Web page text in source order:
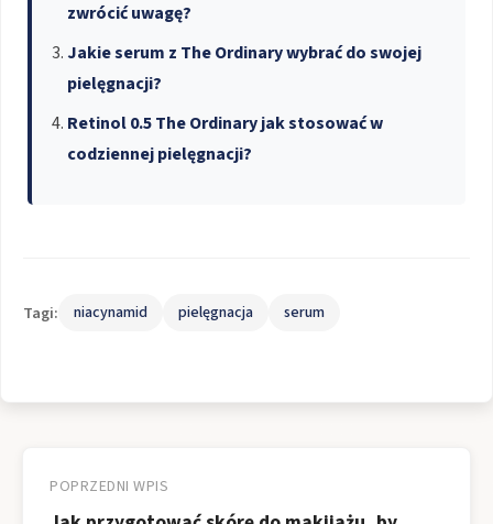
zwrócić uwagę?
Jakie serum z The Ordinary wybrać do swojej
pielęgnacji?
Retinol 0.5 The Ordinary jak stosować w
codziennej pielęgnacji?
Tagi: niacynamid pielęgnacja serum
wpisu
POPRZEDNI WPIS